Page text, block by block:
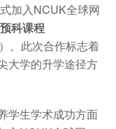
加入NCUK全球网
科课程
。此次合作标志着
大学的升学途径方
学生学术成功方面